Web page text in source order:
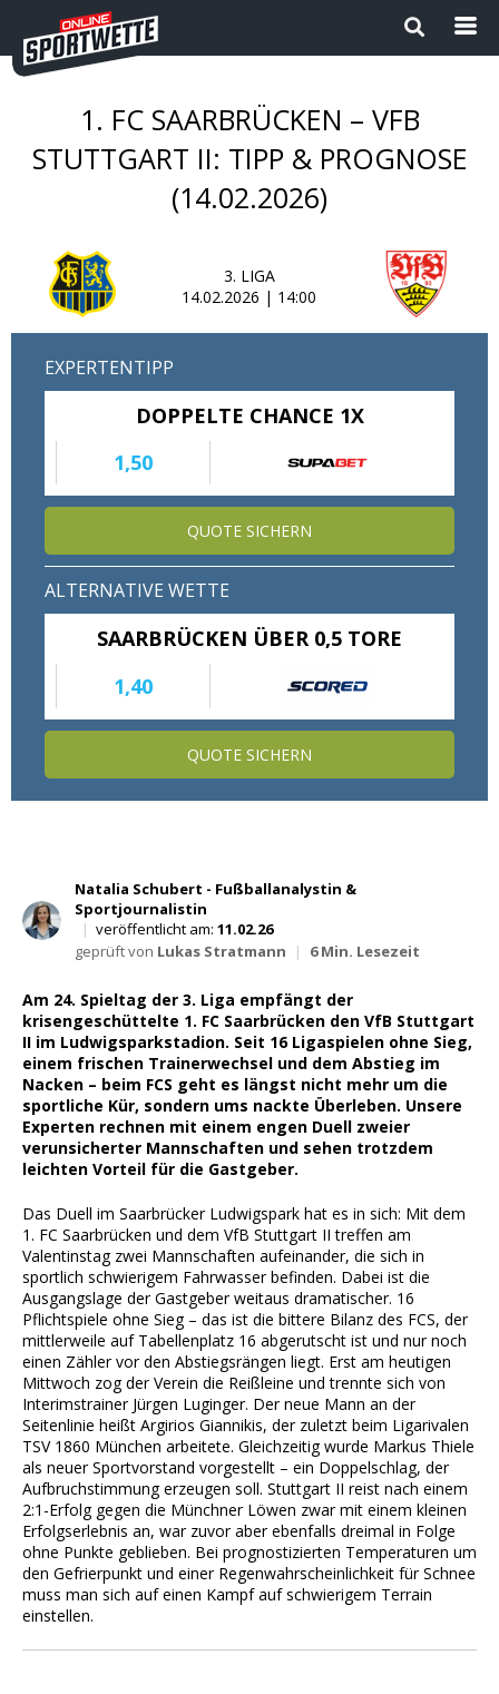
Die besten Wettanbieter 2024
1
Sportwetten ohne OASIS |
Neue Wettanbieter
Sportwetten Apps
1. FC SAARBRÜCKEN – VFB
STUTTGART II: TIPP & PROGNOSE
(14.02.2026)
3. LIGA
14.02.2026 | 14:00
EXPERTENTIPP
DOPPELTE CHANCE 1X
1,50
QUOTE SICHERN
ALTERNATIVE WETTE
SAARBRÜCKEN ÜBER 0,5 TORE
1,40
QUOTE SICHERN
Natalia Schubert - Fußballanalystin &
Sportjournalistin
| veröffentlicht am: 11.02.26
geprüft von Lukas Stratmann | 6 Min. Lesezeit
Am 24. Spieltag der 3. Liga empfängt der
krisengeschüttelte 1. FC Saarbrücken den VfB Stuttgart
II im Ludwigsparkstadion. Seit 16 Ligaspielen ohne Sieg,
einem frischen Trainerwechsel und dem Abstieg im
Nacken – beim FCS geht es längst nicht mehr um die
sportliche Kür, sondern ums nackte Überleben. Unsere
Experten rechnen mit einem engen Duell zweier
verunsicherter Mannschaften und sehen trotzdem
leichten Vorteil für die Gastgeber.
Das Duell im Saarbrücker Ludwigspark hat es in sich: Mit dem
1. FC Saarbrücken und dem VfB Stuttgart II treffen am
Valentinstag zwei Mannschaften aufeinander, die sich in
sportlich schwierigem Fahrwasser befinden. Dabei ist die
Ausgangslage der Gastgeber weitaus dramatischer. 16
Pflichtspiele ohne Sieg – das ist die bittere Bilanz des FCS, der
mittlerweile auf Tabellenplatz 16 abgerutscht ist und nur noch
einen Zähler vor den Abstiegsrängen liegt. Erst am heutigen
Mittwoch zog der Verein die Reißleine und trennte sich von
Interimstrainer Jürgen Luginger. Der neue Mann an der
Seitenlinie heißt Argirios Giannikis, der zuletzt beim Ligarivalen
TSV 1860 München arbeitete. Gleichzeitig wurde Markus Thiele
als neuer Sportvorstand vorgestellt – ein Doppelschlag, der
Aufbruchstimmung erzeugen soll. Stuttgart II reist nach einem
2:1-Erfolg gegen die Münchner Löwen zwar mit einem kleinen
Erfolgserlebnis an, war zuvor aber ebenfalls dreimal in Folge
ohne Punkte geblieben. Bei prognostizierten Temperaturen um
den Gefrierpunkt und einer Regenwahrscheinlichkeit für Schnee
muss man sich auf einen Kampf auf schwierigem Terrain
einstellen.